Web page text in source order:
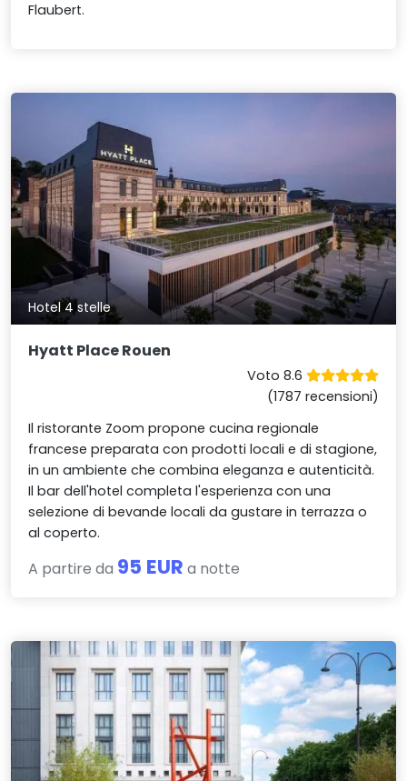
Flaubert.
Hotel 4 stelle
Hyatt Place Rouen
Voto 8.6
(1787 recensioni)
Il ristorante Zoom propone cucina regionale
francese preparata con prodotti locali e di stagione,
in un ambiente che combina eleganza e autenticità.
Il bar dell'hotel completa l'esperienza con una
selezione di bevande locali da gustare in terrazza o
al coperto.
A partire da 95 EUR a notte